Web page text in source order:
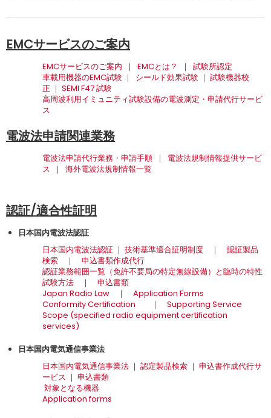
EMCサービスのご案内
EMCサービスのご案内 ｜ EMCとは？ ｜ 試験所認定
車載用機器のEMC試験 ｜ シールド効果試験 ｜ 試験機器校
正 ｜ SEMI F47 試験
高周波利用イミュニティ試験設備の電波測定・申請代行サービ
ス
電波法申請関連業務
電波法申請代行業務・申請手順 ｜ 電波法規制情報提供サービ
ス ｜ 海外電波法規制情報一覧
認証/適合性証明
日本国内電波法認証
日本国内電波法認証 ｜ 技術基準適合証明制度 ｜ 認証製品
検索 ｜ 申込書類作成代行
認証業務範囲一覧（免許不要局の特定無線設備）と臨時の特性
試験方法 ｜ 申込書類
Japan Radio Law ｜ Application Forms
Conformity Certification ｜ Supporting Service
Scope (specified radio equipment certification
services)
日本国内電気通信事業法
日本国内電気通信事業法 ｜ 認定製品検索 ｜ 申込書作成代行サ
ービス ｜ 申込書類
対象となる機器
Application forms